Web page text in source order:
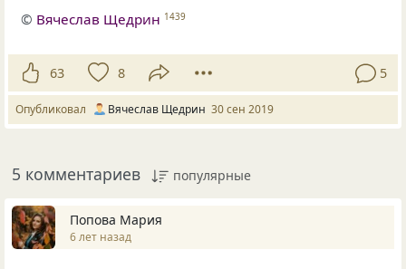
© Вячеслав Щедрин 1439
63 8 5
Опубликовал Вячеслав Щедрин 30 сен 2019
5 комментариев популярные
Попова Мария
6 лет назад